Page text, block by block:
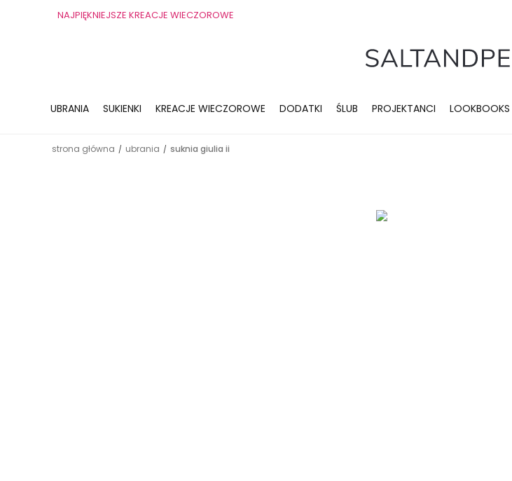
NAJPIĘKNIEJSZE KREACJE WIECZOROWE
UBRANIA SUKIENKI KREACJE WIECZOROWE DODATKI ŚLUB PROJEKTANCI LOOKBOOKS
strona główna / ubrania / suknia giulia ii